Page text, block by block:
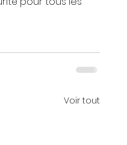
Voir tout